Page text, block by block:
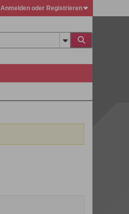
Anmelden oder Registrieren